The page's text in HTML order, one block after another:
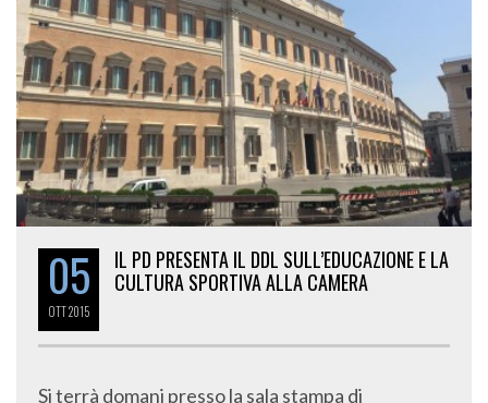
05
OTT2015
IL PD PRESENTA IL DDL SULL’EDUCAZIONE E LA
CULTURA SPORTIVA ALLA CAMERA
Si terrà domani presso la sala stampa di